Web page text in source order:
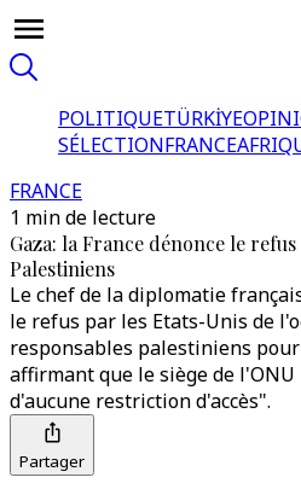
POLITIQUETÜRKİYE
SÉLECTIONFRANCE
FRANCE
1 min de lecture
Gaza: la France dénonce le
Palestiniens
Le chef de la diplomatie
le refus par les Etats-Unis de
responsables palestiniens
affirmant que le siège de
d'aucune restriction d'accès".
Partager